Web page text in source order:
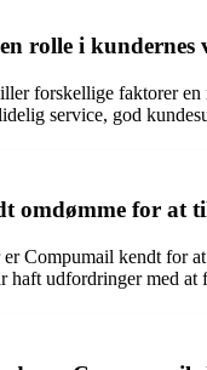
rolle i kundernes
forskellige faktorer
service, god
omdømme for at
Compumail kendt for
haft udfordringer med